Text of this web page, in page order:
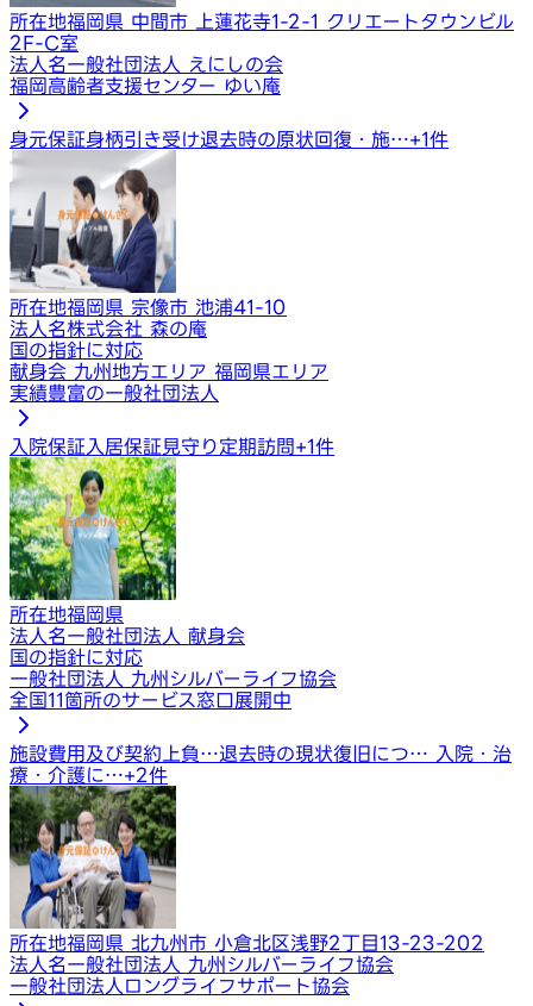
所在地福岡県 中間市 上蓮花寺1-2-1 クリエートタウンビル
2F-C室
法人名一般社団法人 えにしの会
福岡高齢者支援センター ゆい庵
身元保証身柄引き受け退去時の原状回復・施…+1件
所在地福岡県 宗像市 池浦41-10
法人名株式会社 森の庵
国の指針に対応
献身会 九州地方エリア 福岡県エリア
実績豊富の一般社団法人
入院保証 入居保証見守り定期訪問+1件
所在地福岡県
法人名一般社団法人 献身会
国の指針に対応
一般社団法人 九州シルバーライフ協会
全国11箇所のサービス窓口展開中
施設費用及び契約上負…退去時の現状復旧につ… 入院・治
療・介護に…+2件
所在地福岡県 北九州市 小倉北区浅野2丁目13-23-202
法人名一般社団法人 九州シルバーライフ協会
一般社団法人ロングライフサポート協会